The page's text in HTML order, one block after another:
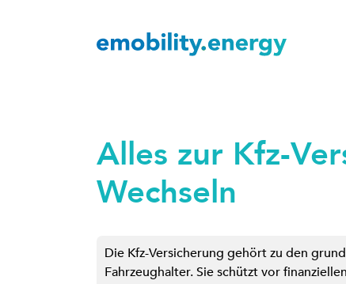
Alles zur Kfz-
Wechseln
Die Kfz-Versicherung gehört zu den
Fahrzeughalter. Sie schützt vor